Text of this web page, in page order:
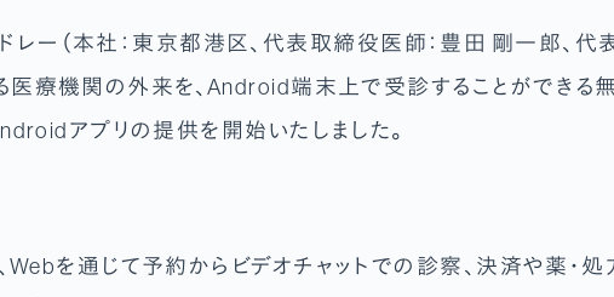
レー（本社：東京都港区、代表取締役医師：豊田 剛一郎、代
医療機関の外来を、Android端末上で受診することができる
アプリの提供を開始いたしました。
Webを通じて予約からビデオチャットでの診察、決済や薬・